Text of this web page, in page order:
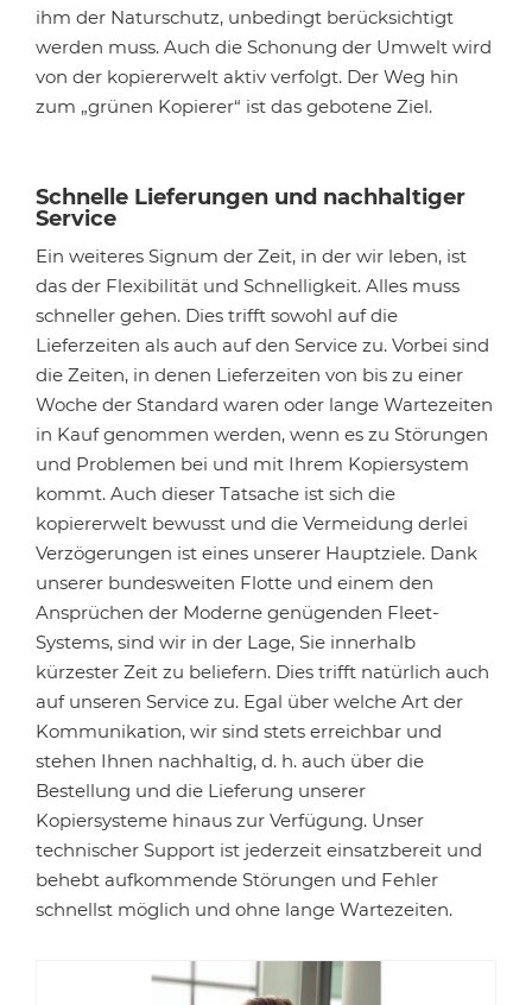
ihm der Naturschutz, unbedingt berücksichtigt
werden muss. Auch die Schonung der Umwelt wird
von der kopiererwelt aktiv verfolgt. Der Weg hin
zum „grünen Kopierer“ ist das gebotene Ziel.
Schnelle Lieferungen und nachhaltiger
Service
Ein weiteres Signum der Zeit, in der wir leben, ist
das der Flexibilität und Schnelligkeit. Alles muss
schneller gehen. Dies trifft sowohl auf die
Lieferzeiten als auch auf den Service zu. Vorbei sind
die Zeiten, in denen Lieferzeiten von bis zu einer
Woche der Standard waren oder lange Wartezeiten
in Kauf genommen werden, wenn es zu Störungen
und Problemen bei und mit Ihrem Kopiersystem
kommt. Auch dieser Tatsache ist sich die
kopiererwelt bewusst und die Vermeidung derlei
Verzögerungen ist eines unserer Hauptziele. Dank
unserer bundesweiten Flotte und einem den
Ansprüchen der Moderne genügenden Fleet-
Systems, sind wir in der Lage, Sie innerhalb
kürzester Zeit zu beliefern. Dies trifft natürlich auch
auf unseren Service zu. Egal über welche Art der
Kommunikation, wir sind stets erreichbar und
stehen Ihnen nachhaltig, d. h. auch über die
Bestellung und die Lieferung unserer
Kopiersysteme hinaus zur Verfügung. Unser
technischer Support ist jederzeit einsatzbereit und
behebt aufkommende Störungen und Fehler
schnellst möglich und ohne lange Wartezeiten.